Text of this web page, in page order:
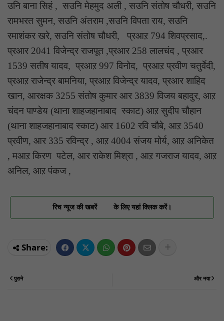
उनि बाना सिहं , सउनि मेहमुद अली , सउनि संतोष चौधरी, सउनि
रामभरत सुमन, सउनि अंतराम ,सउनि विपता राय, सउनि
रमाशंकर खरे, सउनि संतोष चौधरी, प्रआऱ 794 शिवप्रसाद,.
प्रआर 2041 विजेन्द्र राजपूत ,प्रआर 258 लालचंद , प्रआर
1539 सतीष यादव, प्रआऱ 997 विनोद, प्रआऱ प्रवीण चतुर्वेदी,
प्रआऱ राजेन्द्र बामनिया, प्रआऱ विजेन्द्र यादव, प्रआर शाहिद
खान, आरक्षक 3255 संतोष कुमार आर 3839 विजय बहादुर, आऱ
चंदन पाण्डेय (थाना शाहजहानाबाद स्काट) आऱ सुदीप चौहान
(थाना शाहजहानाबाद स्काट) आर 1602 रवि चौबे, आऱ 3540
प्रवीण, आर 335 रविन्द्र , आऱ 4004 संजय मोर्य, आऱ अनिकेत
, मआऱ किरण पटेल, आर राकेश मिश्रा , आऱ गजराज यादव, आऱ
अनिल, आऱ पंकज ,
रिच न्यूज की खबरें के लिए यहां क्लिक करें।
और नया
पुराने